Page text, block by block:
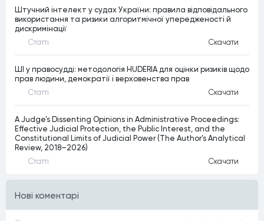
Штучний інтелект у судах України: правила відповідального
використання та ризики алгоритмічної упередженості й
дискримінації
Статтi Скачати
ШІ у правосудді: методологія HUDERIA для оцінки ризиків щодо
прав людини, демократії і верховенства прав
Статтi Скачати
A Judge’s Dissenting Opinions in Administrative Proceedings:
Effective Judicial Protection, the Public Interest, and the
Constitutional Limits of Judicial Power (The Author’s Analytical
Review, 2018–2026)
Статтi Скачати
Нові коментарі